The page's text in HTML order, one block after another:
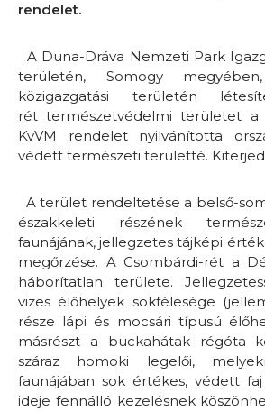
rendelet.
A Duna-Dráva Nemzeti Park
területén, Somogy megyében,
közigazgatási területén
rét természetvédelmi területet a
KvVM rendelet nyilvánította
védett természeti területté.
A terület rendeltetése a belső-
északkeleti részének
faunájának, jellegzetes tájképi
megőrzése. A Csombárdi-rét a
háborítatlan területe.
vizes élőhelyek sokfélesége
része lápi és mocsári típusú
másrészt a buckahátak régóta
száraz homoki legelői,
faunájában sok értékes, védett
ideje fennálló kezelésnek